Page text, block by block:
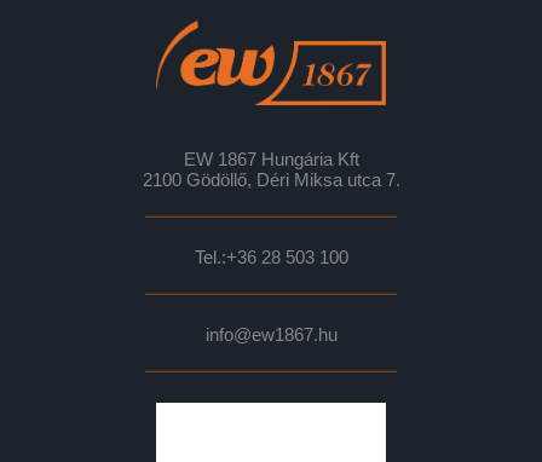
EW 1867 Hungária Kft
2100 Gödöllő, Déri Miksa utca 7.
Tel.:+36 28 503 100
info@ew1867.hu